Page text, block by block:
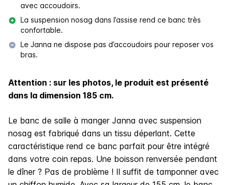
avec accoudoirs.
La suspension nosag dans l’assise rend ce banc très
confortable.
Le Janna ne dispose pas d’accoudoirs pour reposer vos
bras.
Attention : sur les photos, le produit est présenté
dans la dimension 185 cm.
Le banc de salle à manger Janna avec suspension
nosag est fabriqué dans un tissu déperlant. Cette
caractéristique rend ce banc parfait pour être intégré
dans votre coin repas. Une boisson renversée pendant
le dîner ? Pas de problème ! Il suffit de tamponner avec